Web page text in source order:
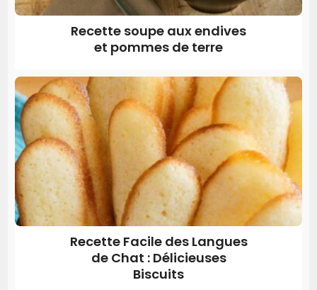
Recette soupe aux endives
et pommes de terre
Recette Facile des Langues
de Chat : Délicieuses
Biscuits